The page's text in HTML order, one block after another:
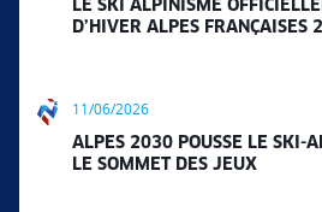
LE SKI ALPINISME
D’HIVER ALPES FRANÇAISES
11/06/2026
ALPES 2030 POUSSE LE SKI-
LE SOMMET DES JEUX